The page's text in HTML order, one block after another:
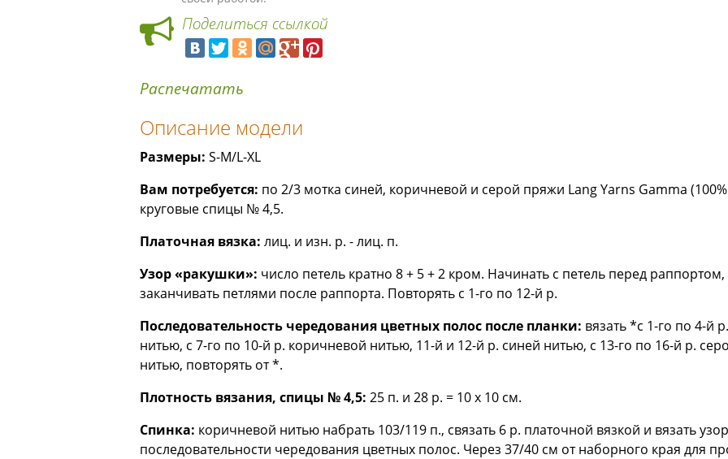
Поделиться ссылкой
Распечатать
Описание модели
Размеры: S-M/L-XL
Вам потребуется: по 2/3 мотка синей, коричневой и серой пряжи Lang Yarns Gamma
круговые спицы № 4,5.
Платочная вязка: лиц. и изн. р. - лиц. п.
Узор «ракушки»: число петель кратно 8 + 5 + 2 кром. Начинать с петель перед
заканчивать петлями после раппорта. Повторять с 1-го по 12-й р.
Последовательность чередования цветных полос после планки: вязать *с 1-го по 4-й
нитью, с 7-го по 10-й р. коричневой нитью, 11-й и 12-й р. синей нитью, с 13-го по 16-й р.
нитью, повторять от *.
Плотность вязания, спицы № 4,5: 25 п. и 28 р. = 10 х 10 см.
Спинка: коричневой нитью набрать 103/119 п., связать 6 р. платочной вязкой и вязать
последовательности чередования цветных полос. Через 37/40 см от наборного края для